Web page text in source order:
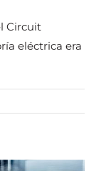
Circuit
eléctrica era